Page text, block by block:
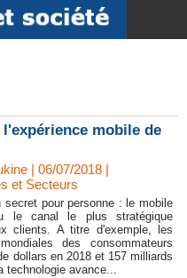
mobile de
| 06/07/2018 |
et Secteurs
secret pour personne : le mobile
le canal le plus stratégique
clients. A titre d'exemple, les
des consommateurs
dollars en 2018 et 157 milliards
technologie avance...